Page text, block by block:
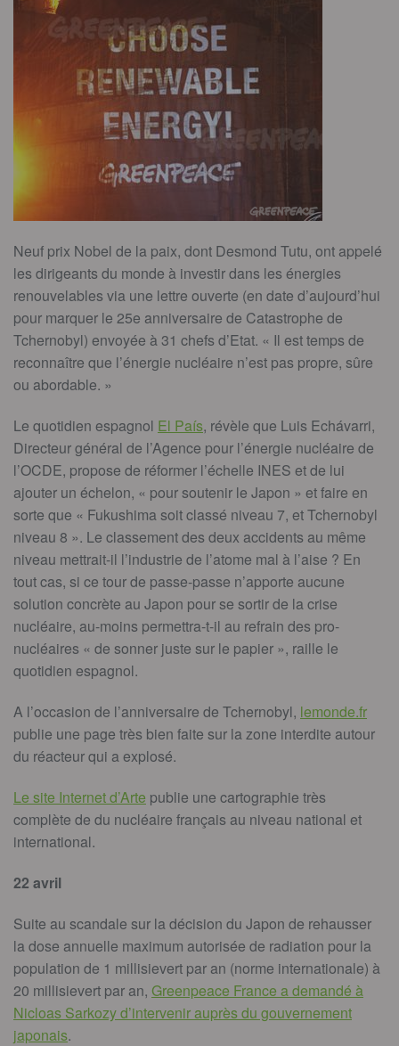
Neuf prix Nobel de la paix, dont Desmond Tutu, ont appelé
les dirigeants du monde à investir dans les énergies
renouvelables via une lettre ouverte (en date d’aujourd’hui
pour marquer le 25e anniversaire de Catastrophe de
Tchernobyl) envoyée à 31 chefs d’Etat. « Il est temps de
reconnaître que l’énergie nucléaire n’est pas propre, sûre
ou abordable. »
Le quotidien espagnol El País, révèle que Luis Echávarri,
Directeur général de l’Agence pour l’énergie nucléaire de
l’OCDE, propose de réformer l’échelle INES et de lui
ajouter un échelon, « pour soutenir le Japon » et faire en
sorte que « Fukushima soit classé niveau 7, et Tchernobyl
niveau 8 ». Le classement des deux accidents au même
niveau mettrait-il l’industrie de l’atome mal à l’aise ? En
tout cas, si ce tour de passe-passe n’apporte aucune
solution concrète au Japon pour se sortir de la crise
nucléaire, au-moins permettra-t-il au refrain des pro-
nucléaires « de sonner juste sur le papier », raille le
quotidien espagnol.
A l’occasion de l’anniversaire de Tchernobyl, lemonde.fr
publie une page très bien faite sur la zone interdite autour
du réacteur qui a explosé.
Le site Internet d’Arte publie une cartographie très
complète de du nucléaire français au niveau national et
international.
22 avril
Suite au scandale sur la décision du Japon de rehausser
la dose annuelle maximum autorisée de radiation pour la
population de 1 millisievert par an (norme internationale) à
20 millisievert par an, Greenpeace France a demandé à
Nicloas Sarkozy d’intervenir auprès du gouvernement
japonais.